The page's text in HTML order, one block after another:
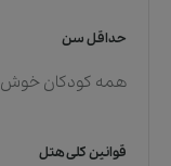
حداقل سن
همه کودکان خوش
قوانین کلی هتل